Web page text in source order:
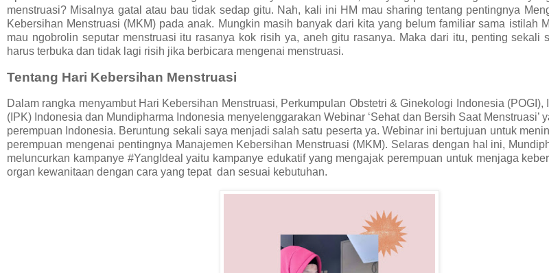
menstruasi? Misalnya gatal atau bau tidak sedap gitu. Nah, kali ini HM mau sharing tentang pentingnya
Kebersihan Menstruasi (MKM) pada anak. Mungkin masih banyak dari kita yang belum familiar sama istilah
mau ngobrolin seputar menstruasi itu rasanya kok risih ya, aneh gitu rasanya. Maka dari itu, penting sekali
harus terbuka dan tidak lagi risih jika berbicara mengenai menstruasi.
Tentang Hari Kebersihan Menstruasi
Dalam rangka menyambut Hari Kebersihan Menstruasi, Perkumpulan Obstetri & Ginekologi Indonesia
(IPK) Indonesia dan Mundipharma Indonesia menyelenggarakan Webinar ‘Sehat dan Bersih Saat Menstruasi’
perempuan Indonesia. Beruntung sekali saya menjadi salah satu peserta ya. Webinar ini bertujuan untuk
perempuan mengenai pentingnya Manajemen Kebersihan Menstruasi (MKM). Selaras dengan hal ini,
meluncurkan kampanye #YangIdeal yaitu kampanye edukatif yang mengajak perempuan untuk menjaga
organ kewanitaan dengan cara yang tepat dan sesuai kebutuhan.